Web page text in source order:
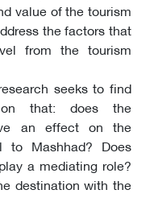
value of the tourism
the factors that
from the tourism
seeks to find
that: does the
an effect on the
Mashhad? Does
a mediating role?
destination with the